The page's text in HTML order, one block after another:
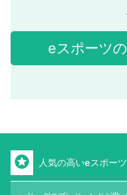
eスポーツ
stars 人気の高いeスポー